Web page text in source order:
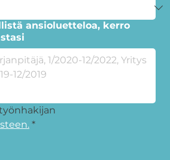
ansioluetteloa, kerro
*